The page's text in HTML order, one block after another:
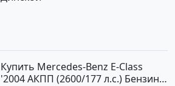
Купить Mercedes-Benz E-Class
'2004 АКПП (2600/177 л.с.) Бензин